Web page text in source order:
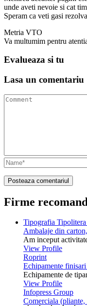
unde aveti nevoie si cat
Speram ca veti gasi
Metria VTO
Va multumim pentru
Evalueaza si tu
Lasa un comentariu
Firme
Tipografia
Ambalaje din
Am inceput
View Profile
Roprint
Echipamente
Echipamente de
View Profile
Infopress Group
Comerciala